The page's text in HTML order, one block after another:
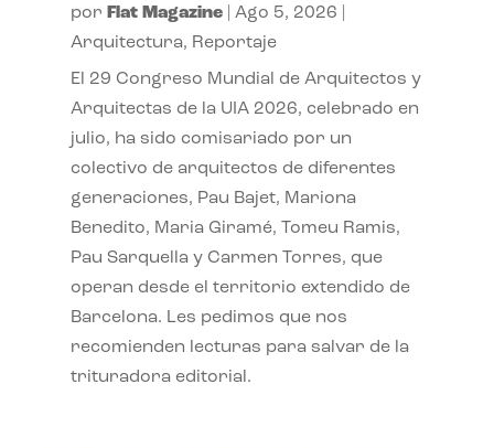
por Flat Magazine| Ago 5, 2026
Arquitectura, Reportaje
El 29 Congreso Mundial de Arquitectos y
Arquitectas de la UIA 2026, celebrado en
julio, ha sido comisariado por un
colectivo de arquitectos de diferentes
generaciones, Pau Bajet, Mariona
Benedito, Maria Giramé, Tomeu Ramis,
Pau Sarquella y Carmen Torres, que
operan desde el territorio extendido de
Barcelona. Les pedimos que nos
recomienden lecturas para salvar de la
trituradora editorial.